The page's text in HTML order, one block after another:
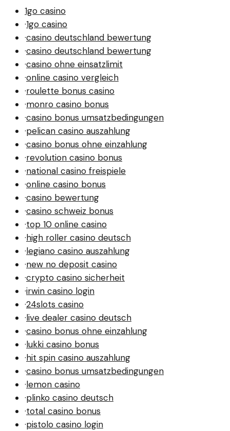
wandelnden Markt.
1go casino
·1go casino
·casino deutschland bewertung
·casino deutschland bewertung
·casino ohne einsatzlimit
·online casino vergleich
·roulette bonus casino
·monro casino bonus
·casino bonus umsatzbedingungen
·pelican casino auszahlung
·casino bonus ohne einzahlung
·revolution casino bonus
·national casino freispiele
·online casino bonus
·casino bewertung
·casino schweiz bonus
·top 10 online casino
·high roller casino deutsch
·legiano casino auszahlung
·new no deposit casino
·crypto casino sicherheit
·irwin casino login
·24slots casino
·live dealer casino deutsch
·casino bonus ohne einzahlung
·lukki casino bonus
·hit spin casino auszahlung
·casino bonus umsatzbedingungen
·lemon casino
·plinko casino deutsch
·total casino bonus
·pistolo casino login